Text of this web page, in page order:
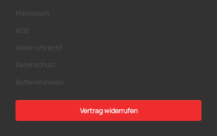
Impressum
AGB
Widerrufsrecht
Datenschutz
Batteriehinweis
Vertrag widerrufen